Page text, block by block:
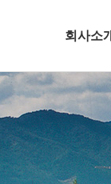
회사소
기업개
CEO 인
비전
주요연